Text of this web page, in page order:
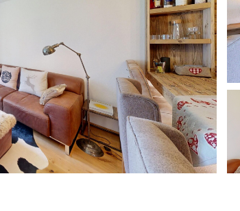
needed, yet quiet and relaxing. The
and thoughtful details throughout. It was
feel at home right away. We would
looking for a stylish, well-located place to
5 / 5 M. POPA FEBRUAR 2026
Weitere Bewertungen
Via
7500